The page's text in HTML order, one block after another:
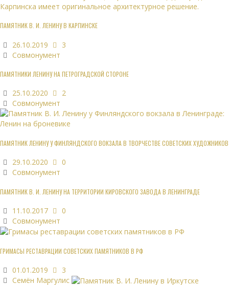
ПАМЯТНИК В. И. ЛЕНИНУ В КАРПИНСКЕ
26.10.2019
3
Совмонумент
ПАМЯТНИКИ ЛЕНИНУ НА ПЕТРОГРАДСКОЙ СТОРОНЕ
25.10.2020
2
Совмонумент
ПАМЯТНИК ЛЕНИНУ У ФИНЛЯНДСКОГО ВОКЗАЛА В ТВОРЧЕСТВЕ СОВЕТСКИХ ХУДОЖНИКОВ
29.10.2020
0
Совмонумент
ПАМЯТНИК В. И. ЛЕНИНУ НА ТЕРРИТОРИИ КИРОВСКОГО ЗАВОДА В ЛЕНИНГРАДЕ
11.10.2017
0
Совмонумент
ГРИМАСЫ РЕСТАВРАЦИИ СОВЕТСКИХ ПАМЯТНИКОВ В РФ
01.01.2019
3
Семён Маргулис